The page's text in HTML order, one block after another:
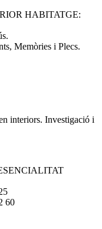
HABITATGE:
Memòries i Plecs.
interiors. Investigació i
60